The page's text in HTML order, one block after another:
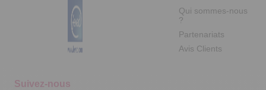
Qui sommes-nous
?
Partenariats
Avis Clients
Suivez-nous